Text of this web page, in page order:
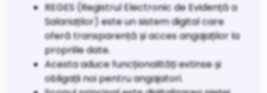
REGES (Registrul Electronic de Evidență a
Salariaților) este un sistem digital care
oferă transparență și acces angajaților la
propriile date.
Acesta aduce funcționalități extinse și
obligații noi pentru angajatori.